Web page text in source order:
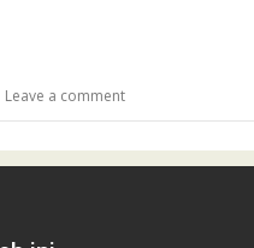
Leave a comment